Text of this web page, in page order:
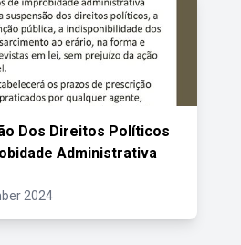
Dos Direitos Políticos
Administrativa
2024